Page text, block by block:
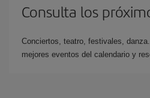
Consulta los
Conciertos, teatro, festivales,
mejores eventos del calendario y